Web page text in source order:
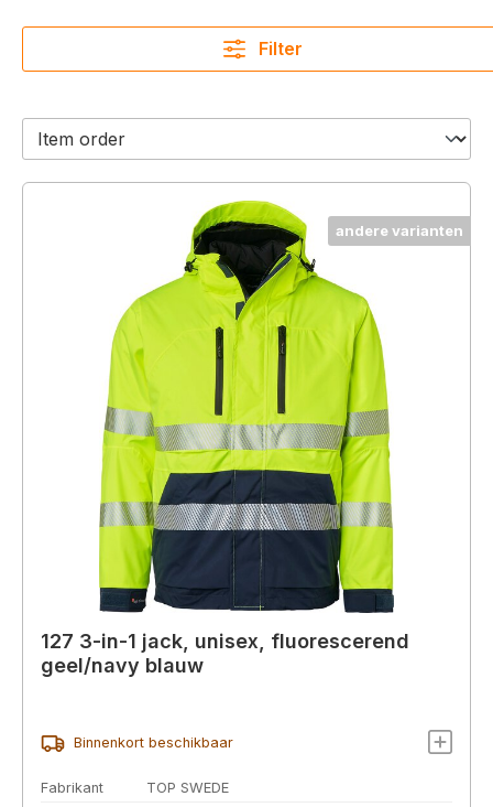
Filter
andere varianten
127 3-in-1 jack, unisex, fluorescerend
geel/navy blauw
Binnenkort beschikbaar
Fabrikant
TOP SWEDE